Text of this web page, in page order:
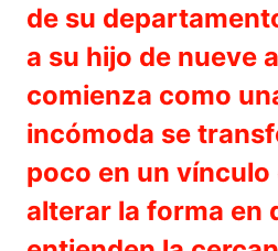
de su
a su hijo de nueve
comienza como
incómoda se
poco en un vínculo
alterar la forma en